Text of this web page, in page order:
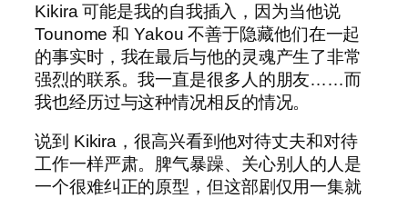
Kikira 可能是我的自我插入，因为当他说
Tounome 和 Yakou 不善于隐藏他们在一起
的事实时，我在最后与他的灵魂产生了非常
强烈的联系。我一直是很多人的朋友……而
我也经历过与这种情况相反的情况。
说到 Kikira，很高兴看到他对待丈夫和对待
工作一样严肃。脾气暴躁、关心别人的人是
一个很难纠正的原型，但这部剧仅用一集就